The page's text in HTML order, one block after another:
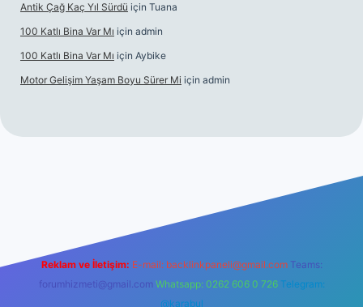
Antik Çağ Kaç Yıl Sürdü için Tuana
100 Katlı Bina Var Mı için admin
100 Katlı Bina Var Mı için Aybike
Motor Gelişim Yaşam Boyu Sürer Mi için admin
Reklam ve İletişim: E-mail: backlinkpaneli@gmail.com Teams:
forumhizmeti@gmail.com Whatsapp: 0262 606 0 726 Telegram:
@karabul